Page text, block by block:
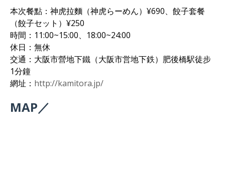
本次餐點：神虎拉麵（神虎らーめん）¥690、餃子套餐
（餃子セット）¥250
時間：11:00~15:00、18:00~24:00
休日：無休
交通：大阪市營地下鐵（大阪市営地下鉄）肥後橋駅徒步
1分鐘
網址： http://kamitora.jp/
MAP／